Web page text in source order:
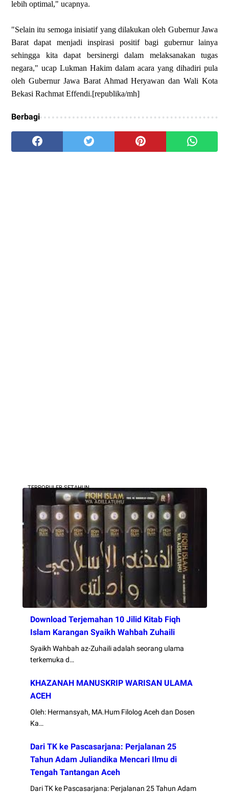
lebih optimal," ucapnya.
"Selain itu semoga inisiatif yang dilakukan oleh Gubernur Jawa
Barat dapat menjadi inspirasi positif bagi gubernur lainya
sehingga kita dapat bersinergi dalam melaksanakan tugas
negara," ucap Lukman Hakim dalam acara yang dihadiri pula
oleh Gubernur Jawa Barat Ahmad Heryawan dan Wali Kota
Bekasi Rachmat Effendi.[republika/mh]
Berbagi
TERPOPULER SETAHUN
Download Terjemahan 10 Jilid Kitab Fiqh
Islam Karangan Syaikh Wahbah Zuhaili
Syaikh Wahbah az-Zuhaili adalah seorang ulama
terkemuka d…
KHAZANAH MANUSKRIP WARISAN ULAMA
ACEH
Oleh: Hermansyah, MA.Hum Filolog Aceh dan Dosen
Ka…
Dari TK ke Pascasarjana: Perjalanan 25
Tahun Adam Juliandika Mencari Ilmu di
Tengah Tantangan Aceh
Dari TK ke Pascasarjana: Perjalanan 25 Tahun Adam